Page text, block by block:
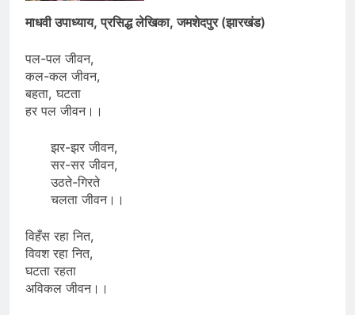
माधवी उपाध्याय, प्रसिद्ध लेखिका, जमशेदपुर (झारखंड)
पल-पल जीवन,
कल-कल जीवन,
बहता, घटता
हर पल जीवन।।
झर-झर जीवन,
सर-सर जीवन,
उठते-गिरते
चलता जीवन।।
विहँस रहा नित,
विवश रहा नित,
घटता रहता
अविकल जीवन।।